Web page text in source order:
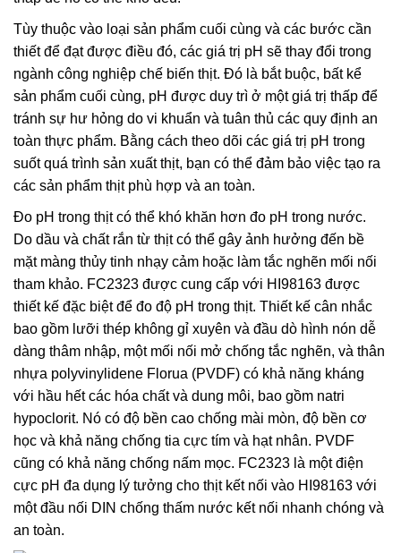
Tùy thuộc vào loại sản phẩm cuối cùng và các bước cần
thiết để đạt được điều đó, các giá trị pH sẽ thay đổi trong
ngành công nghiệp chế biến thịt. Đó là bắt buộc, bất kể
sản phẩm cuối cùng, pH được duy trì ở một giá trị thấp để
tránh sự hư hỏng do vi khuẩn và tuân thủ các quy định an
toàn thực phẩm. Bằng cách theo dõi các giá trị pH trong
suốt quá trình sản xuất thịt, bạn có thể đảm bảo việc tạo ra
các sản phẩm thịt phù hợp và an toàn.
Đo pH trong thịt có thể khó khăn hơn đo pH trong nước.
Do dầu và chất rắn từ thịt có thể gây ảnh hưởng đến bề
mặt màng thủy tinh nhạy cảm hoặc làm tắc nghẽn mối nối
tham khảo. FC2323 được cung cấp với HI98163 được
thiết kế đặc biệt để đo độ pH trong thịt. Thiết kế cân nhắc
bao gồm lưỡi thép không gỉ xuyên và đầu dò hình nón dễ
dàng thâm nhập, một mối nối mở chống tắc nghẽn, và thân
nhựa polyvinylidene Florua (PVDF) có khả năng kháng
với hầu hết các hóa chất và dung môi, bao gồm natri
hypoclorit. Nó có độ bền cao chống mài mòn, độ bền cơ
học và khả năng chống tia cực tím và hạt nhân. PVDF
cũng có khả năng chống nấm mọc. FC2323 là một điện
cực pH đa dụng lý tưởng cho thịt kết nối vào HI98163 với
một đầu nối DIN chống thấm nước kết nối nhanh chóng và
an toàn.